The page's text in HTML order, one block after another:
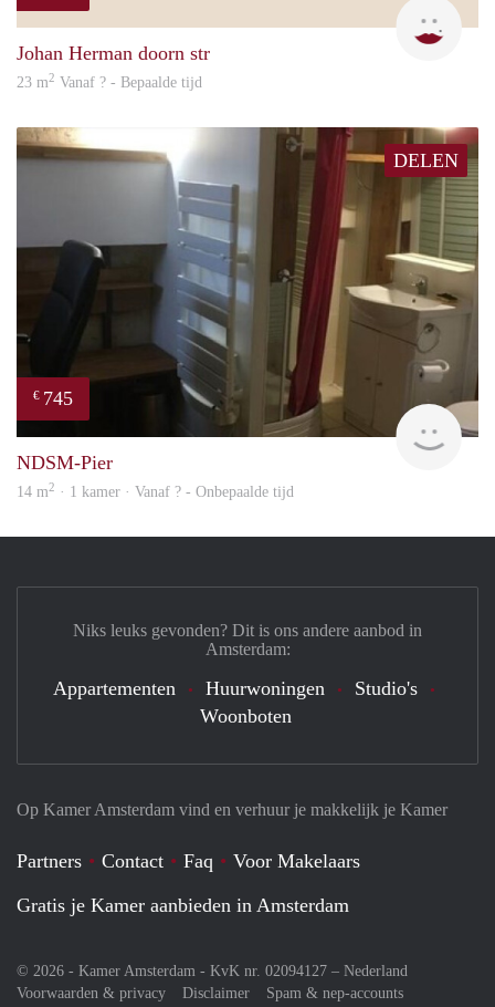
Johan Herman doorn str
23 m2 Vanaf ? - Bepaalde tijd
DELEN
€ 745
NDSM-Pier
14 m2 · 1 kamer · Vanaf ? - Onbepaalde tijd
Op Kamer Amsterdam vind en verhuur je makkelijk je Kamer
Partners Contact Faq
Voor Makelaars
Gratis je Kamer aanbieden in Amsterdam
© 2026 - Kamer Amsterdam - KvK nr. 02094127 – Nederland
Voorwaarden & privacy
Disclaimer Spam & nep-accounts
Niks leuks gevonden? Dit is ons andere aanbod in
Amsterdam:
Appartementen Huurwoningen
Studio's
Woonboten